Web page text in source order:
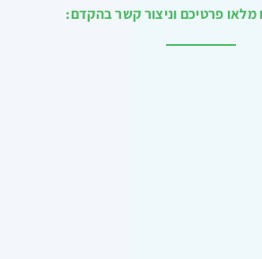
מלאו פרטיכם וניצור קשר בהקדם: